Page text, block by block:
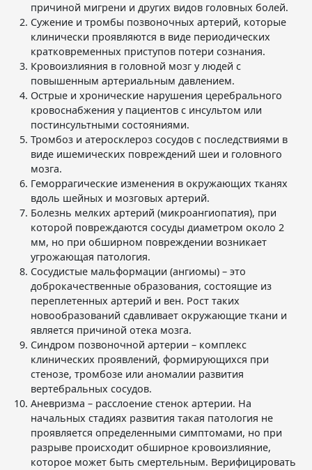
причиной мигрени и других видов головных болей.
Сужение и тромбы позвоночных артерий, которые
клинически проявляются в виде периодических
кратковременных приступов потери сознания.
Кровоизлияния в головной мозг у людей с
повышенным артериальным давлением.
Острые и хронические нарушения церебрального
кровоснабжения у пациентов с инсультом или
постинсультными состояниями.
Тромбоз и атеросклероз сосудов с последствиями в
виде ишемических повреждений шеи и головного
мозга.
Геморрагические изменения в окружающих тканях
вдоль шейных и мозговых артерий.
Болезнь мелких артерий (микроангиопатия), при
которой повреждаются сосуды диаметром около 2
мм, но при обширном повреждении возникает
угрожающая патология.
Сосудистые мальформации (ангиомы) – это
доброкачественные образования, состоящие из
переплетенных артерий и вен. Рост таких
новообразований сдавливает окружающие ткани и
является причиной отека мозга.
Синдром позвоночной артерии – комплекс
клинических проявлений, формирующихся при
стенозе, тромбозе или аномалии развития
вертебральных сосудов.
Аневризма – расслоение стенок артерии. На
начальных стадиях развития такая патология не
проявляется определенными симптомами, но при
разрыве происходит обширное кровоизлияние,
которое может быть смертельным. Верифицировать